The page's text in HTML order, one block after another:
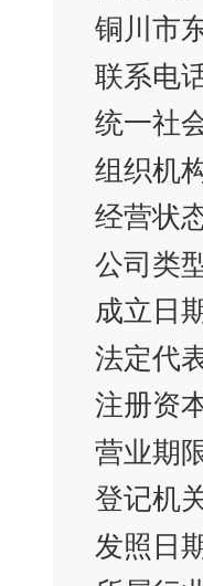
铜川市
联系电
统一社
组织机
经营状
公司类
成立日
法定代
注册资
营业期
登记机
发照日